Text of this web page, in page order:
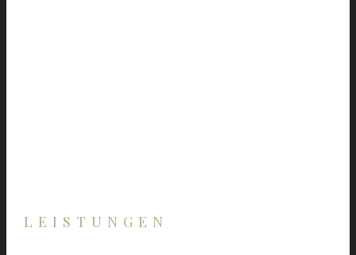
LEISTUNGEN